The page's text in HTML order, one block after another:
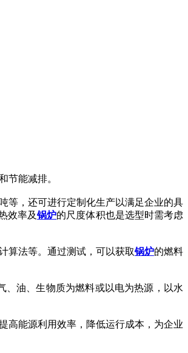
节能减排。
等，还可进行定制化生产以满足企业的具
效率及锅炉的尺度体积也是选型时需考虑
算法等。通过测试，可以获取锅炉的燃料
、油、生物质为燃料或以电为热源，以水
高能源利用效率，降低运行成本，为企业